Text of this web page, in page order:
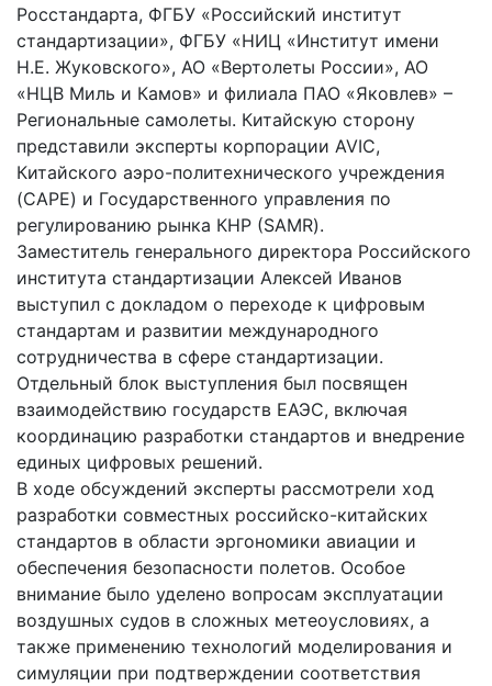
Росстандарта, ФГБУ «Российский институт
стандартизации», ФГБУ «НИЦ «Институт имени
Н.Е. Жуковского», АО «Вертолеты России», АО
«НЦВ Миль и Камов» и филиала ПАО «Яковлев» –
Региональные самолеты. Китайскую сторону
представили эксперты корпорации AVIC,
Китайского аэро-политехнического учреждения
(CAPE) и Государственного управления по
регулированию рынка КНР (SAMR).
Заместитель генерального директора Российского
института стандартизации Алексей Иванов
выступил с докладом о переходе к цифровым
стандартам и развитии международного
сотрудничества в сфере стандартизации.
Отдельный блок выступления был посвящен
взаимодействию государств ЕАЭС, включая
координацию разработки стандартов и внедрение
единых цифровых решений.
В ходе обсуждений эксперты рассмотрели ход
разработки совместных российско-китайских
стандартов в области эргономики авиации и
обеспечения безопасности полетов. Особое
внимание было уделено вопросам эксплуатации
воздушных судов в сложных метеоусловиях, а
также применению технологий моделирования и
симуляции при подтверждении соответствия